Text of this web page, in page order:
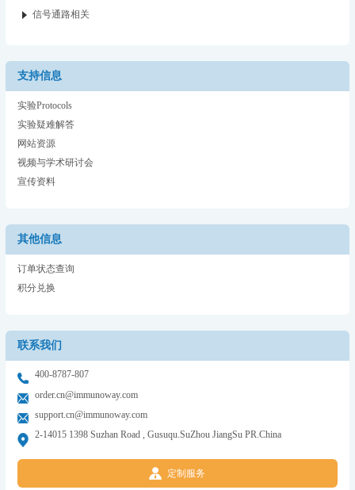
信号通路相关
支持信息
实验Protocols
实验疑难解答
网站资源
视频与学术研讨会
宣传资料
其他信息
订单状态查询
积分兑换
联系我们
400-8787-807
order.cn@immunoway.com
support.cn@immunoway.com
2-14015 1398 Suzhan Road , Gusuqu.SuZhou JiangSu PR.China
定制服务